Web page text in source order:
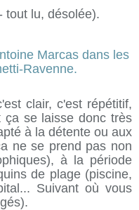
tout lu, désolée).
clair, c'est répétitif,
ça se laisse donc très
à la détente ou aux
ne se prend pas non
à la période
de plage (piscine,
Suivant où vous